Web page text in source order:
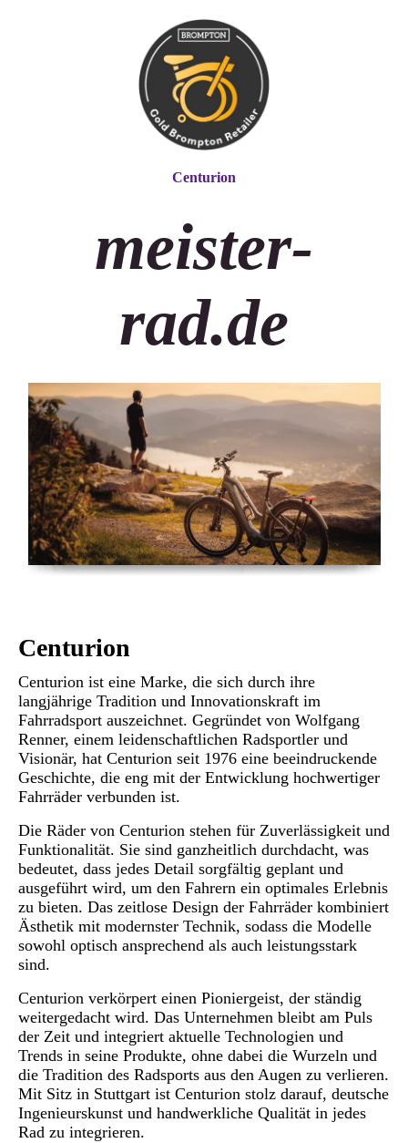
meister-
rad.de
Centurion
Centurion
Centurion ist eine Marke, die sich durch ihre
langjährige Tradition und Innovationskraft im
Fahrradsport auszeichnet. Gegründet von Wolfgang
Renner, einem leidenschaftlichen Radsportler und
Visionär, hat Centurion seit 1976 eine beeindruckende
Geschichte, die eng mit der Entwicklung hochwertiger
Fahrräder verbunden ist.
Die Räder von Centurion stehen für Zuverlässigkeit und
Funktionalität. Sie sind ganzheitlich durchdacht, was
bedeutet, dass jedes Detail sorgfältig geplant und
ausgeführt wird, um den Fahrern ein optimales Erlebnis
zu bieten. Das zeitlose Design der Fahrräder kombiniert
Ästhetik mit modernster Technik, sodass die Modelle
sowohl optisch ansprechend als auch leistungsstark
sind.
Centurion verkörpert einen Pioniergeist, der ständig
weitergedacht wird. Das Unternehmen bleibt am Puls
der Zeit und integriert aktuelle Technologien und
Trends in seine Produkte, ohne dabei die Wurzeln und
die Tradition des Radsports aus den Augen zu verlieren.
Mit Sitz in Stuttgart ist Centurion stolz darauf, deutsche
Ingenieurskunst und handwerkliche Qualität in jedes
Rad zu integrieren.